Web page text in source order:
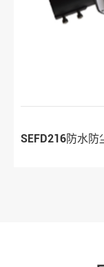
SEFD216防水防